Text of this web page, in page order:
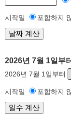
시작일 포함하지
2026년 7월 1일부
2026년 7월 1일부터
시작일 포함하지